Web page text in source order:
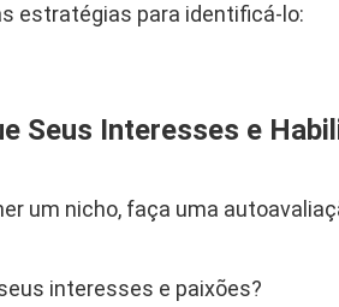
estratégias para identificá-lo:
Seus Interesses e
um nicho, faça uma
interesses e paixões?